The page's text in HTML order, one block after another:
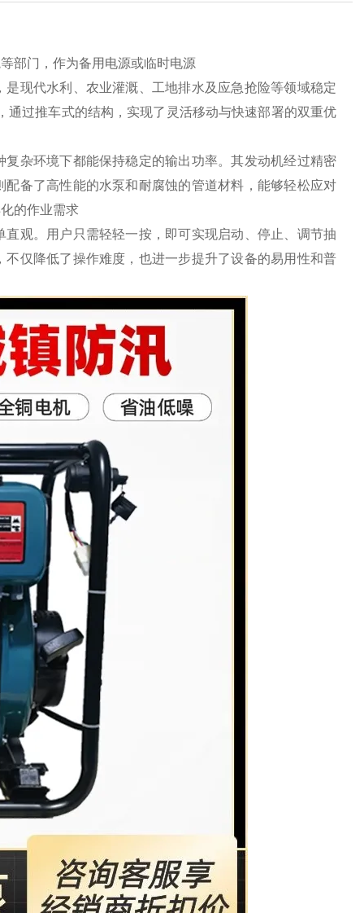
部门，作为备用电源或临时电源
现代水利、农业灌溉、工地排水及应急抢险等领域稳定
过推车式的结构，实现了灵活移动与快速部署的双重优
杂环境下都能保持稳定的输出功率。其发动机经过精密
备了高性能的水泵和耐腐蚀的管道材料，能够轻松应对
的作业需求
观。用户只需轻轻一按，即可实现启动、停止、调节抽
仅降低了操作难度，也进一步提升了设备的易用性和普